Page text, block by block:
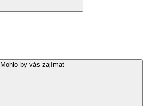
Mohlo by vás zajímat